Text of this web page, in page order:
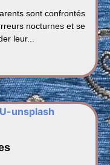
sont confrontés
nocturnes et se
leur...